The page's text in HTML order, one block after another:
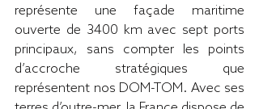
représente une façade maritime
ouverte de 3400 km avec sept ports
principaux, sans compter les points
d’accroche stratégiques que
représentent nos DOM-TOM. Avec ses